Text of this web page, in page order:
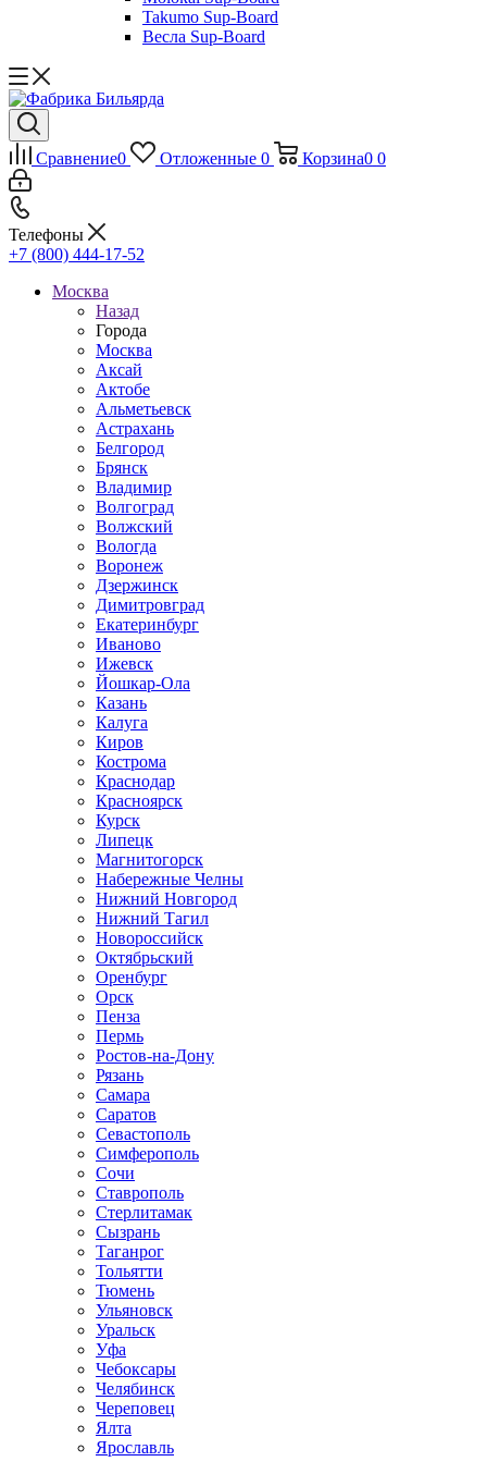
Takumo Sup-Board
Весла Sup-Board
Сравнение0 Отложенные 0 Корзина0 0
Телефоны
+7 (800) 444-17-52
Москва
Назад
Города
Москва
Аксай
Актобе
Альметьевск
Астрахань
Белгород
Брянск
Владимир
Волгоград
Волжский
Вологда
Воронеж
Дзержинск
Димитровград
Екатеринбург
Иваново
Ижевск
Йошкар-Ола
Казань
Калуга
Киров
Кострома
Краснодар
Красноярск
Курск
Липецк
Магнитогорск
Набережные Челны
Нижний Новгород
Нижний Тагил
Новороссийск
Октябрьский
Оренбург
Орск
Пенза
Пермь
Ростов-на-Дону
Рязань
Самара
Саратов
Севастополь
Симферополь
Сочи
Ставрополь
Стерлитамак
Сызрань
Таганрог
Тольятти
Тюмень
Ульяновск
Уральск
Уфа
Чебоксары
Челябинск
Череповец
Ялта
Ярославль